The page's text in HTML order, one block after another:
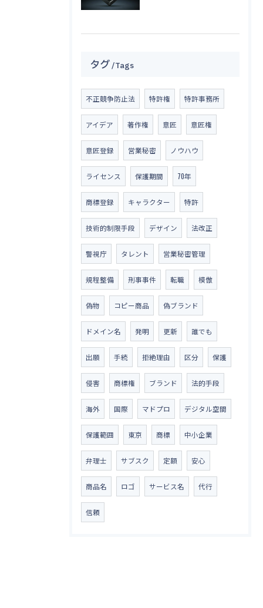
タグ Tags
不正競争防止法 特許権 特許事務所
アイデア 著作権 意匠 意匠権
意匠登録 営業秘密 ノウハウ
ライセンス 保護期間 70年
商標登録 キャラクター 特許
技術的制限手段 デザイン 法改正
警視庁 タレント 営業秘密管理
規程整備 刑事事件 転職 模倣
偽物 コピー商品 偽ブランド
ドメイン名 発明 更新 誰でも
出願 手続 拒絶理由 区分 保護
侵害 商標権 ブランド 法的手段
海外 国際 マドプロ デジタル空間
保護範囲 東京 商標 中小企業
弁理士 サブスク 定額 安心
商品名 ロゴ サービス名 代行
信頼